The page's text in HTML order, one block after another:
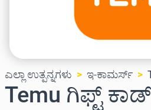
ಎಲ್ಲಾ ಉತ್ಪನ್ನಗಳು ಇ-ಕಾಮರ್ಸ್
Temu ಗಿಫ್ಟ್